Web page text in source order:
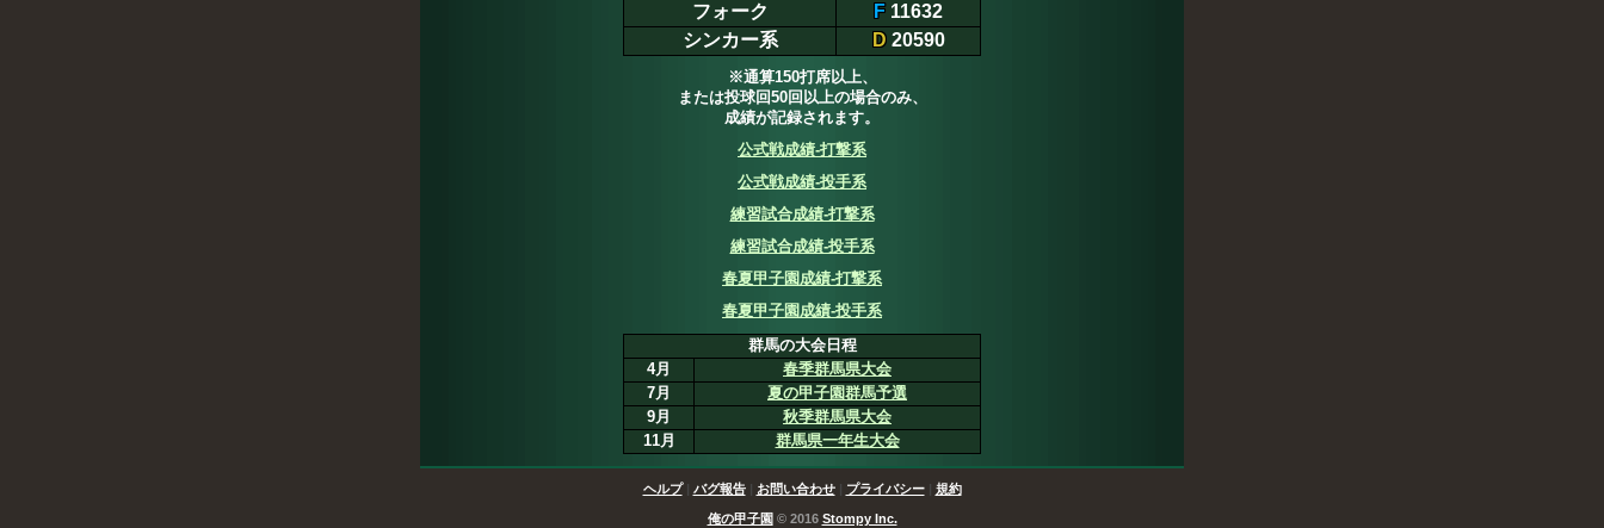
フォーク
F 11632
シンカー系
D20590
※通算150打席以上、
または投球回50回以上の場合のみ、
成績が記録されます。
公式戦成績-打撃系
公式戦成績-投手系
練習試合成績-打撃系
練習試合成績-投手系
春夏甲子園成績-打撃系
春夏甲子園成績-投手系
群馬の大会日程
4月
春季群馬県大会
7月
夏の甲子園群馬予選
9月
秋季群馬県大会
11月
群馬県一年生大会
ヘルプ| バグ報告| お問い合わせ| プライバシー| 規約
俺の甲子園 © 2016 Stompy Inc.